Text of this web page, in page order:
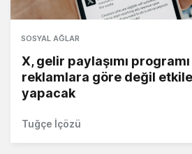
SOSYAL AĞLAR
X, gelir paylaşımı
reklamlara göre değil
yapacak
Tuğçe İçözü